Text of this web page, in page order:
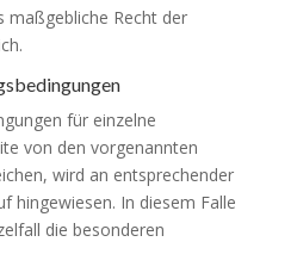
maßgebliche Recht der
für einzelne
von den vorgenannten
wird an entsprechender
hingewiesen. In diesem Falle
die besonderen